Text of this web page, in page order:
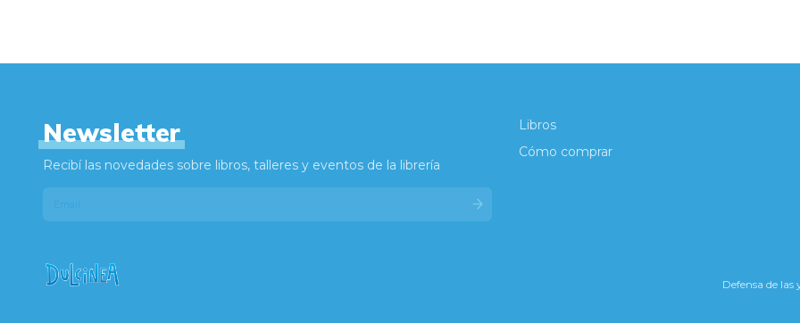
Newsletter
Recibí las novedades sobre libros, talleres y eventos de la librería
Libros
Cómo comprar
Defensa de